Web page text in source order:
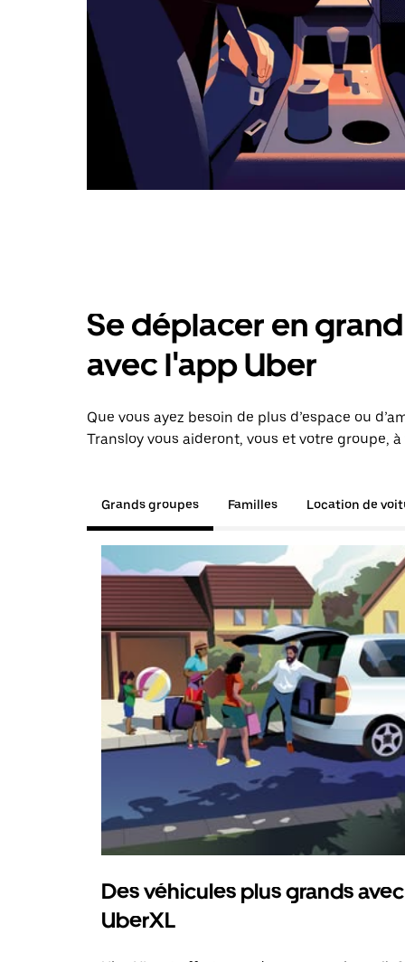
Se déplacer en
avec l'app Uber
Que vous ayez besoin de plus d’espace ou
Transloy vous aideront, vous et votre groupe,
Grands groupes Familles Location de
Des véhicules plus grands avec
UberXL